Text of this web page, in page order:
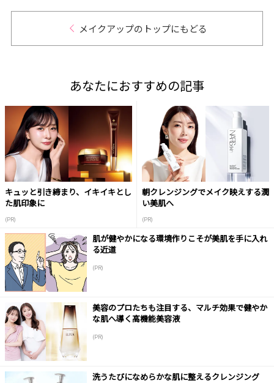
メイクアップのトップにもどる
あなたにおすすめの記事
キュッと引き締まり、イキイキとし
た肌印象に
(PR)
朝クレンジングでメイク映えする潤
い美肌へ
(PR)
肌が健やかになる環境作りこそが美肌を手に入れ
る近道
(PR)
美容のプロたちも注目する、マルチ効果で健やか
な肌へ導く高機能美容液
(PR)
洗うたびになめらかな肌に整えるクレンジング